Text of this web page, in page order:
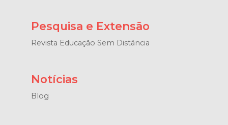
Pesquisa e Extensão
Revista Educação Sem Distância
Notícias
Blog